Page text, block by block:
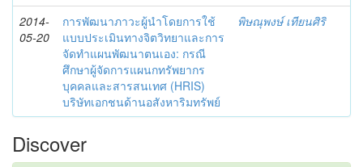
2014-
05-20
การพัฒนาภาวะผู้นำโดยการใช้
แบบประเมินทางจิตวิทยาและการ
จัดทำแผนพัฒนาตนเอง: กรณี
ศึกษาผู้จัดการแผนกทรัพยากร
บุคคลและสารสนเทศ (HRIS)
บริษัทเอกชนด้านอสังหาริมทรัพย์
พิษณุพงษ์ เทียนศิริ
Discover